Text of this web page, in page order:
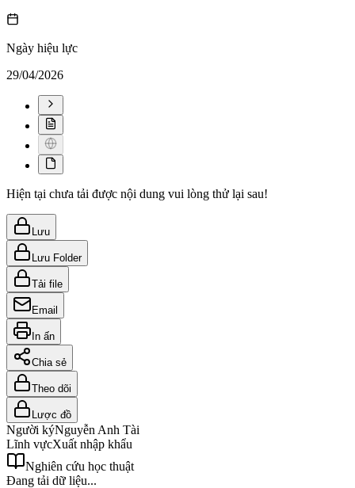
Ngày hiệu lực
29/04/2026
Hiện tại chưa tải được nội dung vui lòng thử lại sau!
Lưu
Lưu Folder
Tải file
Email
In ấn
Chia sẻ
Theo dõi
Lược đồ
Người kýNguyễn Anh Tài
Lĩnh vựcXuất nhập khẩu
Nghiên cứu học thuật
Đang tải dữ liệu...